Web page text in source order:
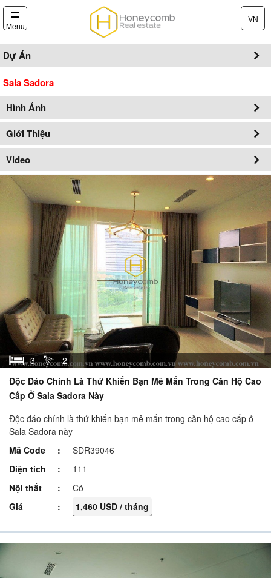
Menu
VN
Dự Án
Sala Sadora
Hình Ảnh
Giới Thiệu
Video
3
2
Độc Đáo Chính Là Thứ Khiến Bạn Mê Mẩn Trong Căn Hộ Cao
Cấp Ở Sala Sadora Này
Độc đáo chính là thứ khiến bạn mê mẩn trong căn hộ cao cấp ở
Sala Sadora này
Mã Code
SDR39046
Diện tích
111
Nội thất
Có
Giá
1,460 USD / tháng